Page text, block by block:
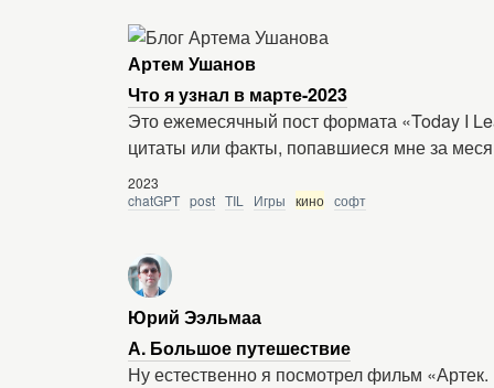
Артем Ушанов
Что я узнал в марте-2023
Это ежемесячный пост формата «Today I
цитаты или факты, попавшиеся мне за
2023
chatGPT post TIL Игры кино софт
Юрий Ээльмаа
А. Большое путешествие
Ну естественно я посмотрел фильм